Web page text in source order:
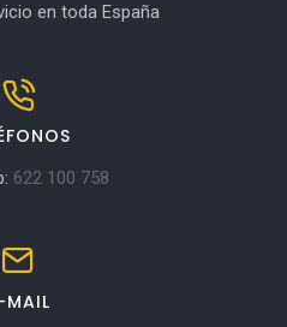
en toda España
622 100 758
MAIL